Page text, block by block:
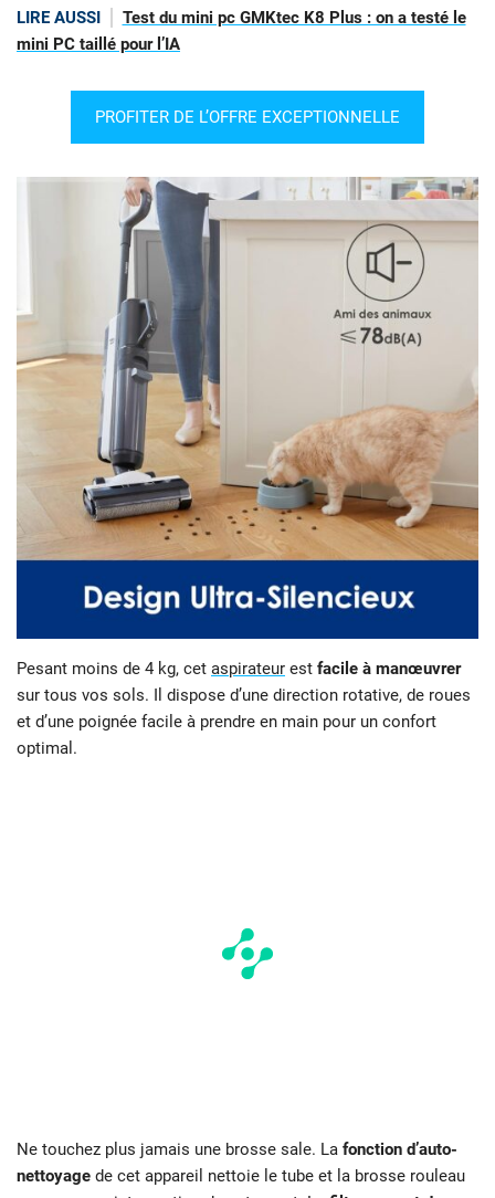
LIRE AUSSI
Test du mini pc GMKtec K8 Plus : on a testé le
mini PC taillé pour l’IA
PROFITER DE L’OFFRE EXCEPTIONNELLE
Pesant moins de 4 kg, cet aspirateur est facile à manœuvrer
sur tous vos sols. Il dispose d’une direction rotative, de roues
et d’une poignée facile à prendre en main pour un confort
optimal.
Ne touchez plus jamais une brosse sale. La fonction d’auto-
nettoyage de cet appareil nettoie le tube et la brosse rouleau